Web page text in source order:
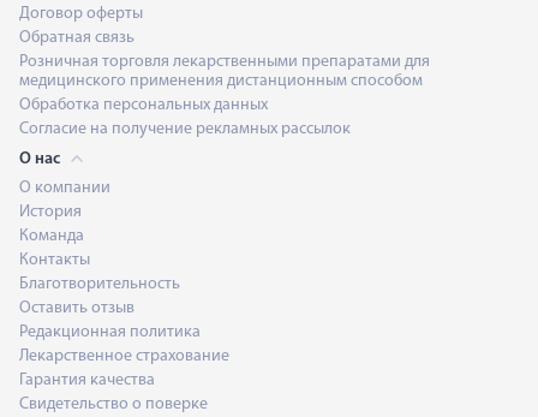
Договор оферты
Обратная связь
Розничная торговля лекарственными препаратами для
медицинского применения дистанционным способом
Обработка персональных данных
Согласие на получение рекламных рассылок
О нас
О компании
История
Команда
Контакты
Благотворительность
Оставить отзыв
Редакционная политика
Лекарственное страхование
Гарантия качества
Свидетельство о поверке